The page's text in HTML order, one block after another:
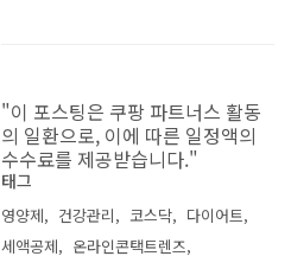
"이 포스팅은 쿠팡 파트너스 활동
의 일환으로, 이에 따른 일정액의
수수료를 제공받습니다."
태그
영양제 건강관리 코스닥
다이어트
세액공제
온라인콘택트렌즈